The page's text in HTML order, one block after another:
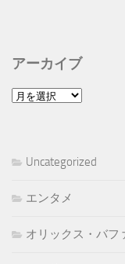
アーカイブ
ア
ブ
Uncategorized
エンタメ
オリックス・バフ